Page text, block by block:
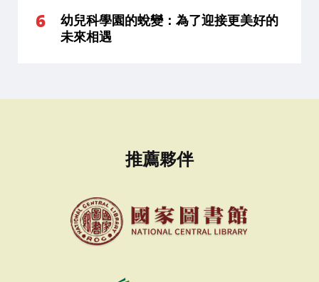
幼兒科學園的蛻變：為了迎接更美好的
未來相遇
推薦夥伴